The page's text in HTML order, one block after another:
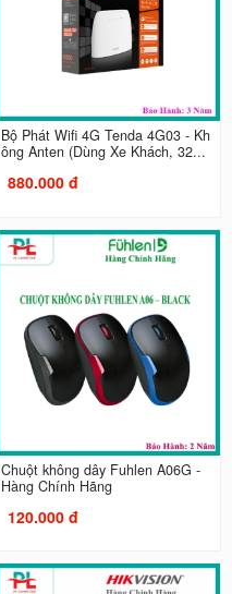
Bộ Phát Wifi 4G Tenda 4G03 - Kh
ông Anten (Dùng Xe Khách, 32...
880.000 đ
Chuột không dây Fuhlen A06G -
Hàng Chính Hãng
120.000 đ